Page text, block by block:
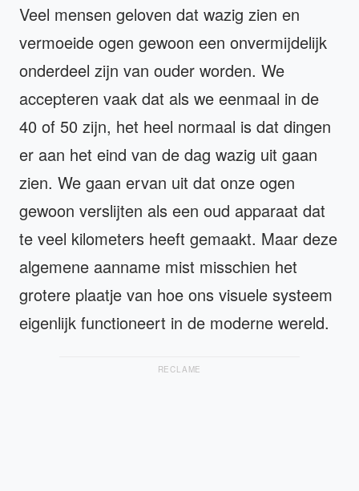
Veel mensen geloven dat wazig zien en
vermoeide ogen gewoon een onvermijdelijk
onderdeel zijn van ouder worden. We
accepteren vaak dat als we eenmaal in de
40 of 50 zijn, het heel normaal is dat dingen
er aan het eind van de dag wazig uit gaan
zien. We gaan ervan uit dat onze ogen
gewoon verslijten als een oud apparaat dat
te veel kilometers heeft gemaakt. Maar deze
algemene aanname mist misschien het
grotere plaatje van hoe ons visuele systeem
eigenlijk functioneert in de moderne wereld.
RECLAME